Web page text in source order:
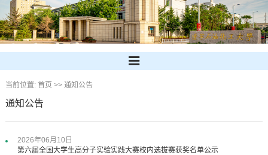
当前位置: 首页 >> 通知公告
通知公告
2026年06月10日
第六届全国大学生高分子实验实践大赛校内选拔赛获奖名单公示